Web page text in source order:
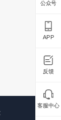
公众号
APP
反馈
客服中心